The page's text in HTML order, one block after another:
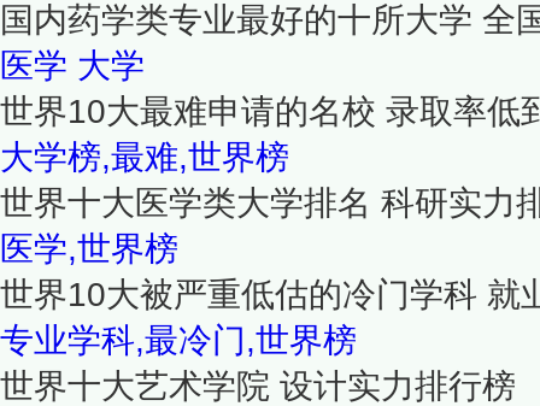
国内药学类专业最好的十所大学 全
医学 大学
世界10大最难申请的名校 录取率低
大学榜,最难,世界榜
世界十大医学类大学排名 科研实力
医学,世界榜
世界10大被严重低估的冷门学科 就
专业学科,最冷门,世界榜
世界十大艺术学院 设计实力排行榜